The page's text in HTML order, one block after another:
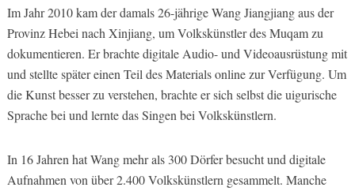
Im Jahr 2010 kam der damals 26-jährige Wang Jiangjiang aus der
Provinz Hebei nach Xinjiang, um Volkskünstler des Muqam zu
dokumentieren. Er brachte digitale Audio- und Videoausrüstung mit
und stellte später einen Teil des Materials online zur Verfügung. Um
die Kunst besser zu verstehen, brachte er sich selbst die uigurische
Sprache bei und lernte das Singen bei Volkskünstlern.
In 16 Jahren hat Wang mehr als 300 Dörfer besucht und digitale
Aufnahmen von über 2.400 Volkskünstlern gesammelt. Manche